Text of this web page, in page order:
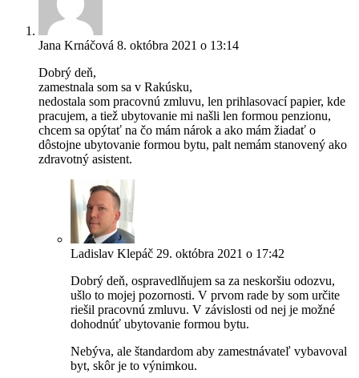
Jana Krnáčová 8. októbra 2021 o 13:14
Dobrý deň,
zamestnala som sa v Rakúsku,
nedostala som pracovnú zmluvu, len prihlasovací papier, kde
pracujem, a tiež ubytovanie mi našli len formou penzionu,
chcem sa opýtať na čo mám nárok a ako mám žiadať o
dôstojne ubytovanie formou bytu, palt nemám stanovený ako
zdravotný asistent.
Ladislav Klepáč 29. októbra 2021 o 17:42
Dobrý deň, ospravedlňujem sa za neskoršiu odozvu,
ušlo to mojej pozornosti. V prvom rade by som určite
riešil pracovnú zmluvu. V závislosti od nej je možné
dohodnúť ubytovanie formou bytu.
Nebýva, ale štandardom aby zamestnávateľ vybavoval
byt, skôr je to výnimkou.